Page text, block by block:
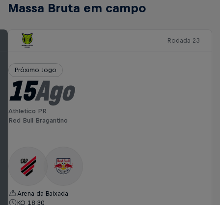
Massa Bruta em campo
Rodada 23
Próximo Jogo
15Ago
Athletico PR
Red Bull Bragantino
Arena da Baixada
KO 18:30